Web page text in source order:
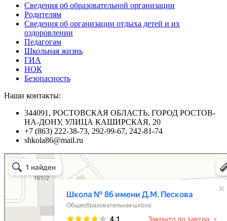
Cведения об образовательной организации
Родителям
Сведения об организации отдыха детей и их
оздоровлении
Педагогам
Школьная жизнь
ГИА
НОК
Безопасность
Наши контакты:
344091, РОСТОВСКАЯ ОБЛАСТЬ, ГОРОД РОСТОВ-
НА-ДОНУ, УЛИЦА КАШИРСКАЯ, 20
+7 (863) 222-38-73, 292-99-67, 242-81-74
shkola86@mail.ru